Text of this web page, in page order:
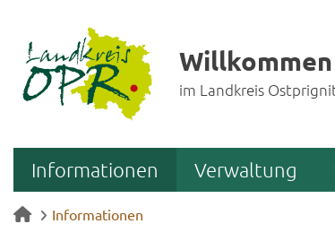
Willkommen
im Landkreis
Informationen Verwaltung
Informationen